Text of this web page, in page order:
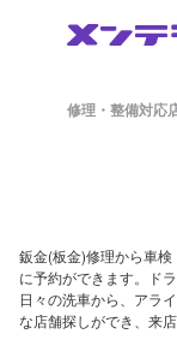
修理・整備対応
鈑金(板金)修理から車
に予約ができます。ド
日々の洗車から、アラ
な店舗探しができ、来